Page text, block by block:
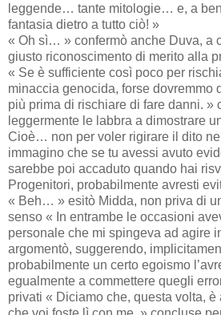
leggende… tante mitologie… e, a
fantasia dietro a tutto ciò! »
« Oh sì… » confermò anche Duva, a
giusto riconoscimento di merito alla
« Se è sufficiente così poco per
minaccia genocida, forse dovremmo
più prima di rischiare di fare danni. »
leggermente le labbra a dimostrare
Cioè… non per voler rigirare il dito
immagino che se tu avessi avuto
sarebbe poi accaduto quando hai
Progenitori, probabilmente avresti
« Beh… » esitò Midda, non priva di
senso « In entrambe le occasioni
personale che mi spingeva ad agire
argomentò, suggerendo,
probabilmente un certo egoismo
egualmente a commettere quegli
privati « Diciamo che, questa volta,